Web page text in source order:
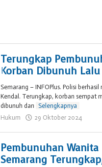
Terungkap
Korban Dibunuh
Semarang – INFOPlus. Polisi
Kendal. Terungkap, korban sempat
dibunuh dan
Selengkapnya
Hukum
29 Oktober 2024
Pembunuhan
Semarang